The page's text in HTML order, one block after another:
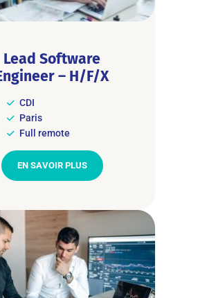
Lead Software
– H/F/X
CDI
Paris
Full remote
EN SAVOIR PLUS